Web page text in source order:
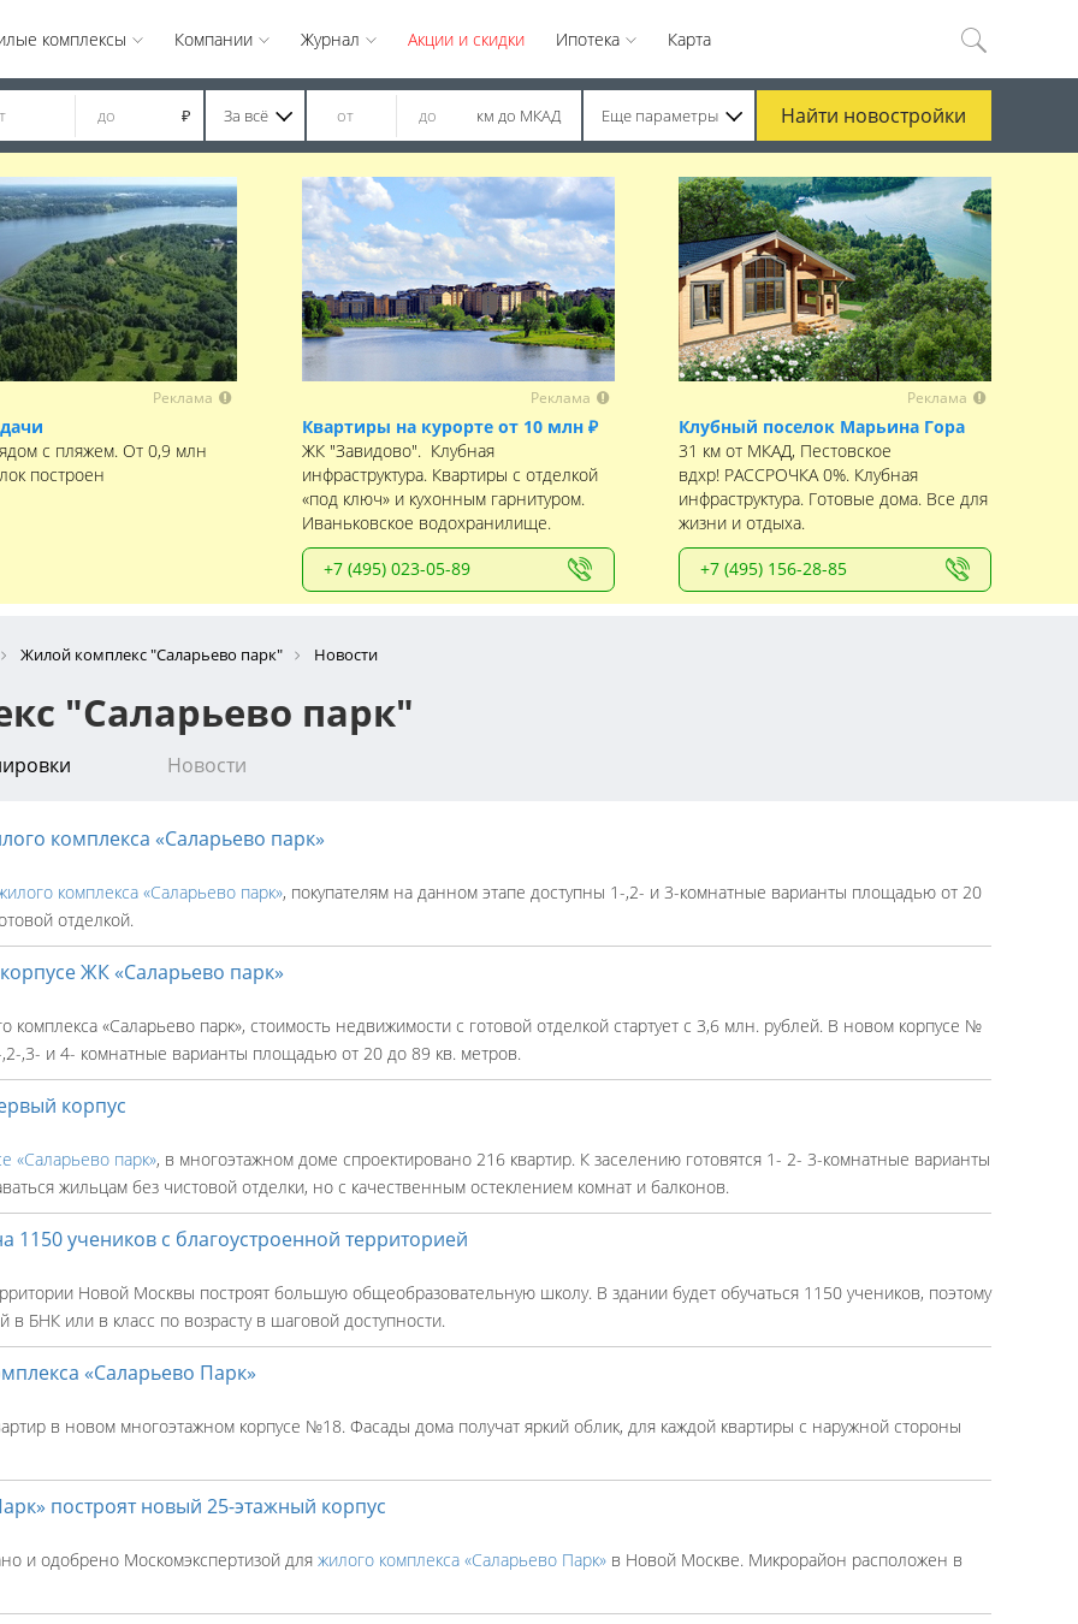
комплексы Компании Журнал Акции и скидки Ипотека Карта
₽ За всё км до МКАД Еще параметры Найти новостройки
Реклама
с пляжем. От 0,9 млн
построен
Реклама
Квартиры на курорте от 10 млн ₽
ЖК "Завидово". Клубная
инфраструктура. Квартиры с отделкой
«под ключ» и кухонным гарнитуром.
Иваньковское водохранилище.
+7 (495) 023-05-89
Реклама
Клубный поселок Марьина Гора
31 км от МКАД, Пестовское
вдхр! РАССРОЧКА 0%. Клубная
инфраструктура. Готовые дома. Все для
жизни и отдыха.
+7 (495) 156-28-85
Жилой комплекс "Саларьево парк" Новости
"Саларьево парк"
Новости
комплекса «Саларьево парк»
комплекса «Саларьево парк», покупателям на данном этапе доступны 1-,2- и 3-комнатные варианты площадью от 20
отделкой.
ЖК «Саларьево парк»
«Саларьево парк», стоимость недвижимости с готовой отделкой стартует с 3,6 млн. рублей. В новом корпусе №
,3- и 4- комнатные варианты площадью от 20 до 89 кв. метров.
корпус
«Саларьево парк», в многоэтажном доме спроектировано 216 квартир. К заселению готовятся 1- 2- 3-комнатные варианты
жильцам без чистовой отделки, но с качественным остеклением комнат и балконов.
учеников с благоустроенной территорией
Новой Москвы построят большую общеобразовательную школу. В здании будет обучаться 1150 учеников, поэтому
БНК или в класс по возрасту в шаговой доступности.
«Саларьево Парк»
в новом многоэтажном корпусе №18. Фасады дома получат яркий облик, для каждой квартиры с наружной стороны
построят новый 25-этажный корпус
и одобрено Москомэкспертизой для жилого комплекса «Саларьево Парк» в Новой Москве. Микрорайон расположен в